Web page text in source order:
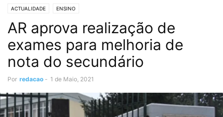
ACTUALIDADE ENSINO
AR aprova realização de
exames para melhoria de
nota do secundário
Por redacao - 1 de Maio, 2021